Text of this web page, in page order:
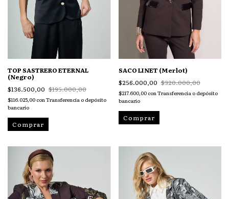
TOP SASTRERO ETERNAL
(Negro)
$136.500,00 $195.000,00
$116.025,00 conTransferencia o depósito
bancario
Comprar
SACO LINET (Merlot)
$256.000,00 $320.000,00
$217.600,00 conTransferencia o depósito
bancario
Comprar